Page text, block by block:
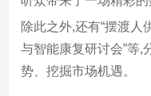
除此之外,还有“摆渡人
与智能康复研讨会”等,
势、挖掘市场机遇。